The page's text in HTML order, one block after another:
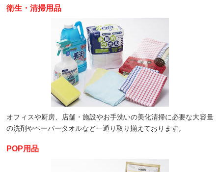
衛生・清掃用品
オフィスや厨房、店舗・施設やお手洗いの美化清掃に必要な大容量
の洗剤やペーパータオルなど一通り取り揃えております。
POP用品